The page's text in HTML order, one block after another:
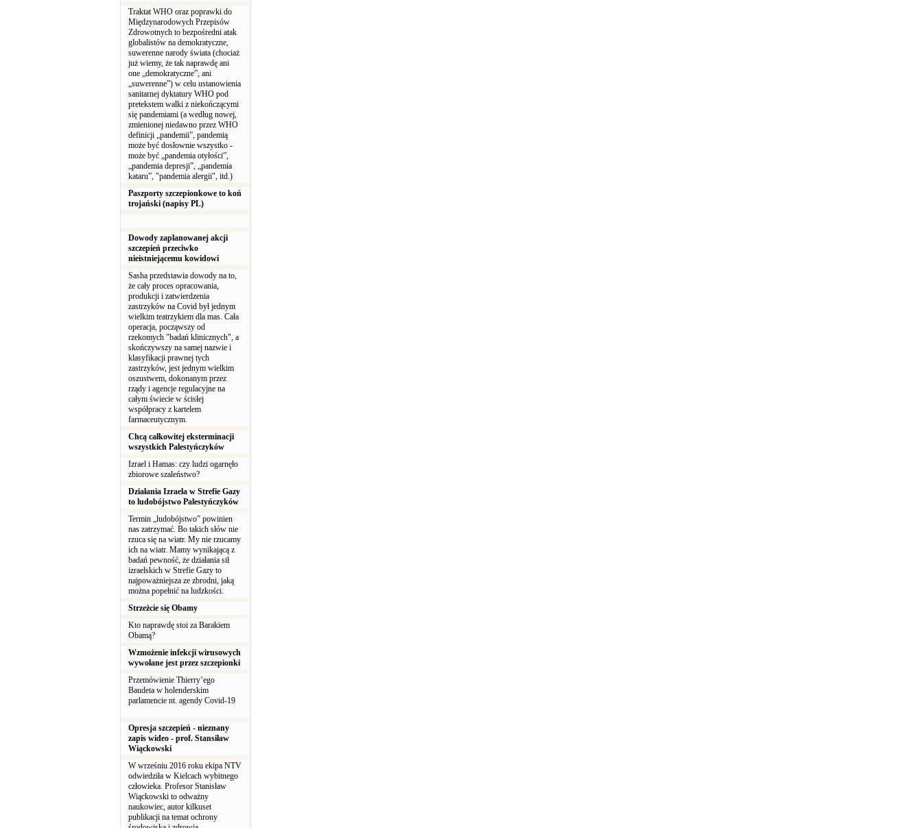
Traktat WHO oraz poprawki do
Międzynarodowych Przepisów
Zdrowotnych to bezpośredni atak
globalistów na demokratyczne,
suwerenne narody świata (chociaż
już wiemy, że tak naprawdę ani
one „demokratyczne”, ani
„suwerenne”) w celu ustanowienia
sanitarnej dyktatury WHO pod
pretekstem walki z niekończącymi
się pandemiami (a według nowej,
zmienionej niedawno przez WHO
definicji „pandemii”, pandemią
może być dosłownie wszystko -
może być „pandemia otyłości”,
„pandemia depresji”, „pandemia
kataru”, "pandemia alergii", itd.)
Paszporty szczepionkowe to koń
trojański (napisy PL)
Dowody zaplanowanej akcji
szczepień przeciwko
nieistniejącemu kowidowi
Sasha przedstawia dowody na to,
że cały proces opracowania,
produkcji i zatwierdzenia
zastrzyków na Covid był jednym
wielkim teatrzykiem dla mas. Cała
operacja, począwszy od
rzekomych "badań klinicznych", a
skończywszy na samej nazwie i
klasyfikacji prawnej tych
zastrzyków, jest jednym wielkim
oszustwem, dokonanym przez
rządy i agencje regulacyjne na
całym świecie w ścisłej
współpracy z kartelem
farmaceutycznym.
Chcą całkowitej eksterminacji
wszystkich Palestyńczyków
Izrael i Hamas: czy ludzi ogarnęło
zbiorowe szaleństwo?
Działania Izraela w Strefie Gazy
to ludobójstwo Palestyńczyków
Termin „ludobójstwo” powinien
nas zatrzymać. Bo takich słów nie
rzuca się na wiatr. My nie rzucamy
ich na wiatr. Mamy wynikającą z
badań pewność, że działania sił
izraelskich w Strefie Gazy to
najpoważniejsza ze zbrodni, jaką
można popełnić na ludzkości.
Strzeżcie się Obamy
Kto naprawdę stoi za Barakiem
Obamą?
Wzmożenie infekcji wirusowych
wywołane jest przez szczepionki
Przemówienie Thierry’ego
Baudeta w holenderskim
parlamencie nt. agendy Covid-19
Opresja szczepień - nieznany
zapis wideo - prof. Stansiław
Wiąckowski
W wrześniu 2016 roku ekipa NTV
odwiedziła w Kielcach wybitnego
człowieka. Profesor Stanisław
Wiąckowski to odważny
naukowiec, autor kilkuset
publikacji na temat ochrony